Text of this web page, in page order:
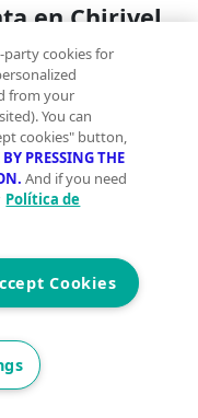
en Chirivel
party cookies for
from your
You can
cookies" button,
PRESSING THE
And if you need
Política de
Cookies